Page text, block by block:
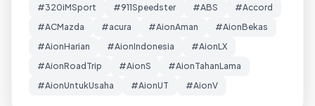
#320iMSport
#911Speedster #ABS
#Accord
#ACMazda
#acura #AionAman
#AionBekas
#AionHarian
#AionIndonesia
#AionLX
#AionRoadTrip
#AionS
#AionTahanLama
#AionUntukUsaha
#AionUT #AionV